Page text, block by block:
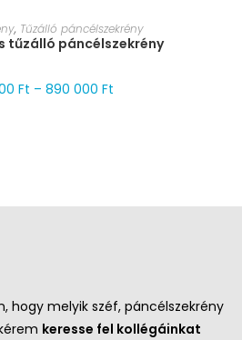
VÁLASZTÁSA
, Tűzálló páncélszekrény
tűzálló páncélszekrény
Ft – 890 000 Ft
hogy melyik széf, páncélszekrény
keresse fel kollégáinkat